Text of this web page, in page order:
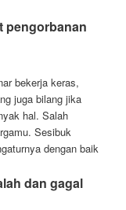
pengorbanan
bekerja keras,
juga bilang jika
hal. Salah
Sesibuk
dengan baik
dan gagal